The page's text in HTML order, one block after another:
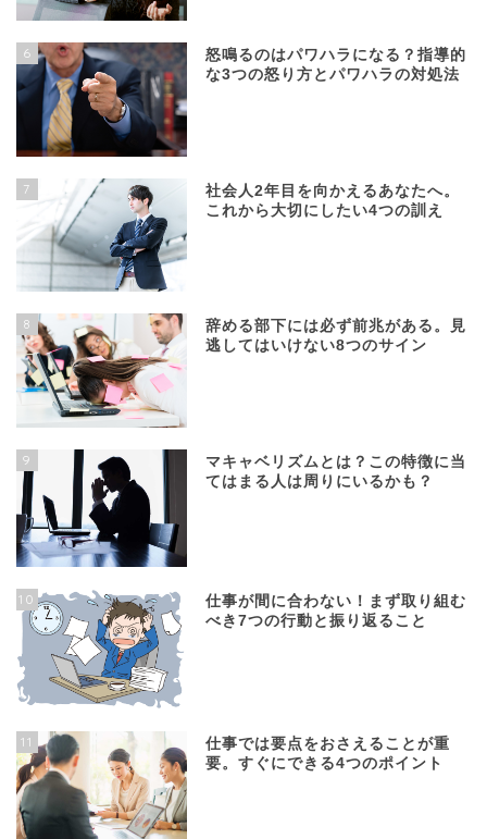
6
怒鳴るのはパワハラになる？指導的
な3つの怒り方とパワハラの対処法
7
社会人2年目を向かえるあなたへ。
これから大切にしたい4つの訓え
8
辞める部下には必ず前兆がある。見
逃してはいけない8つのサイン
9
マキャベリズムとは？この特徴に当
てはまる人は周りにいるかも？
10
仕事が間に合わない！まず取り組む
べき7つの行動と振り返ること
11
仕事では要点をおさえることが重
要。すぐにできる4つのポイント